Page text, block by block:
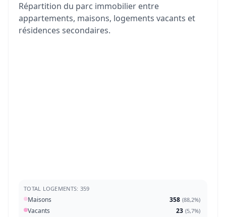
Répartition du parc immobilier entre
appartements, maisons, logements vacants et
résidences secondaires.
TOTAL LOGEMENTS: 359
Maisons 358 (88,2%)
Vacants 23 (5,7%)